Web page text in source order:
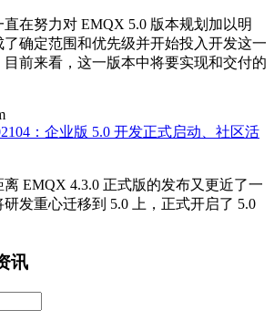
在努力对 EMQX 5.0 版本规划加以明
确定范围和优先级并开始投入开发这一
前来看，这一版本中将要实现和交付的
：企业版 5.0 开发正式启动、社区活
EMQX 4.3.0 正式版的发布又更近了一
发重心迁移到 5.0 上，正式开启了 5.0
讯